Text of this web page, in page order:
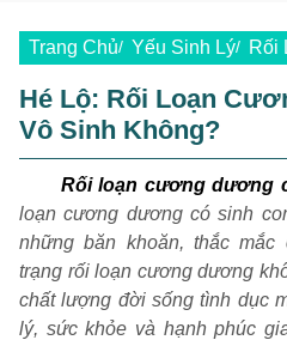
Trang Chủ Yếu Sinh Lý Rối
Hé Lộ: Rối Loạn
Vô Sinh Không?
Rối loạn cương dương
loạn cương dương có sinh
những băn khoăn, thắc
trạng rối loạn cương dương
chất lượng đời sống tình dục
lý, sức khỏe và hạnh phúc